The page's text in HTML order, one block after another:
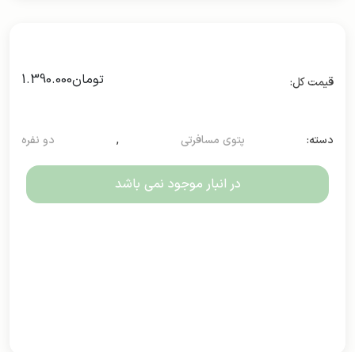
تومان1.390.000
دسته: پتوی مسافرتی , دو نفره
در انبار موجود نمی باشد